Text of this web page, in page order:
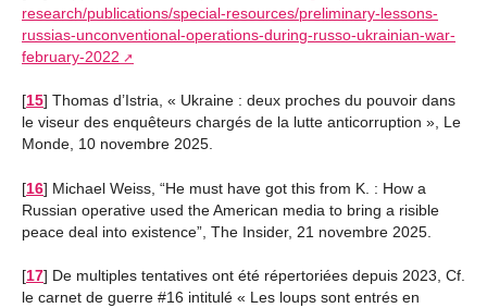
research/publications/special-resources/preliminary-lessons-
russias-unconventional-operations-during-russo-ukrainian-war-
february-2022
[15] Thomas d’Istria, « Ukraine : deux proches du pouvoir dans
le viseur des enquêteurs chargés de la lutte anticorruption », Le
Monde, 10 novembre 2025.
[16] Michael Weiss, “He must have got this from K. : How a
Russian operative used the American media to bring a risible
peace deal into existence”, The Insider, 21 novembre 2025.
[17] De multiples tentatives ont été répertoriées depuis 2023, Cf.
le carnet de guerre #16 intitulé « Les loups sont entrés en